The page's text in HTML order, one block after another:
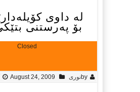
له‌ داوی
بۆ په‌رستنی
Closed
byنوری August 24, 2009